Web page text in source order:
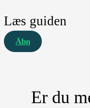
Læs guiden
Åbn
Er du